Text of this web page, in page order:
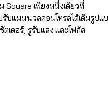
Square เพียงหนึ่งเดียวที่
รับแมนนวลคอนโทรลได้เต็มรูปแบ
เตอร์, รูรับแสง และโฟกัส